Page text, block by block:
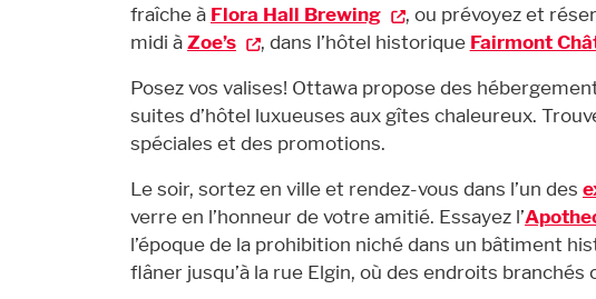
fraîche à Flora Hall Brewing
, ou prévoyez et
midi àZoe’s , dans l’hôtel historique Fairmont
Posez vos valises! Ottawa propose des
suites d’hôtel luxueuses aux gîtes chaleureux.
spéciales et des promotions.
Le soir, sortez en ville et rendez-vous dans l’un des
verre en l’honneur de votre amitié. Essayez l’
l’époque de la prohibition niché dans un bâtiment
flâner jusqu’à la rue Elgin, où des endroits